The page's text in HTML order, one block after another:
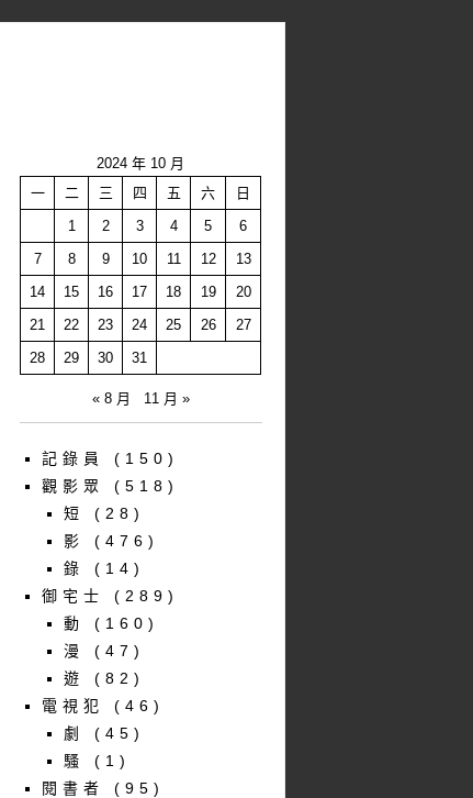
2024 年 10 月
一
二 三 四 五 六
日
1
2 3 4 5
6
7
8 9 10 11 12
13
14
15 16 17 18 19
20
21
22 23 24 25 26
27
28
29 30 31
« 8 月 11 月 »
記錄員
(150)
觀影眾
(518)
短
(28)
影
(476)
錄
(14)
御宅士
(289)
動
(160)
漫
(47)
遊
(82)
電視犯
(46)
劇
(45)
騷
(1)
閱書者
(95)